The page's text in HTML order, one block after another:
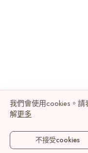
我們會使用cookies。
解更多
不接受cookies